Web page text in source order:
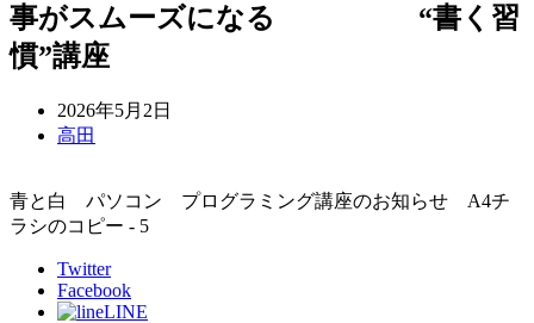
事がスムーズになる “書く習
慣”講座
2026年5月2日
高田
青と白 パソコン プログラミング講座のお知らせ A4チ
ラシのコピー - 5
Twitter
Facebook
LINE